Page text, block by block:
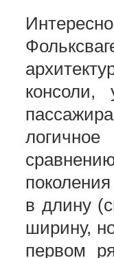
консоли,
в длину
ширину,
первом